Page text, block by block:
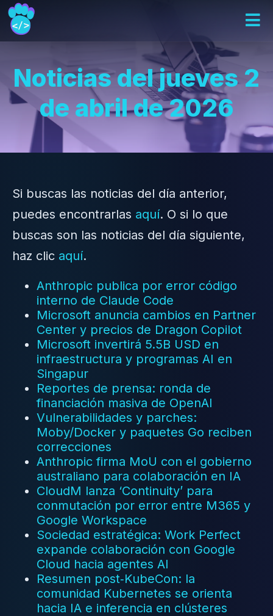
Noticias del jueves 2
de abril de 2026
Si buscas las noticias del día anterior,
puedes encontrarlas aquí. O si lo que
buscas son las noticias del día siguiente,
haz clic aquí.
Anthropic publica por error código
interno de Claude Code
Microsoft anuncia cambios en Partner
Center y precios de Dragon Copilot
Microsoft invertirá 5.5B USD en
infraestructura y programas AI en
Singapur
Reportes de prensa: ronda de
financiación masiva de OpenAI
Vulnerabilidades y parches:
Moby/Docker y paquetes Go reciben
correcciones
Anthropic firma MoU con el gobierno
australiano para colaboración en IA
CloudM lanza ‘Continuity’ para
conmutación por error entre M365 y
Google Workspace
Sociedad estratégica: Work Perfect
expande colaboración con Google
Cloud hacia agentes AI
Resumen post‑KubeCon: la
comunidad Kubernetes se orienta
hacia IA e inferencia en clústeres